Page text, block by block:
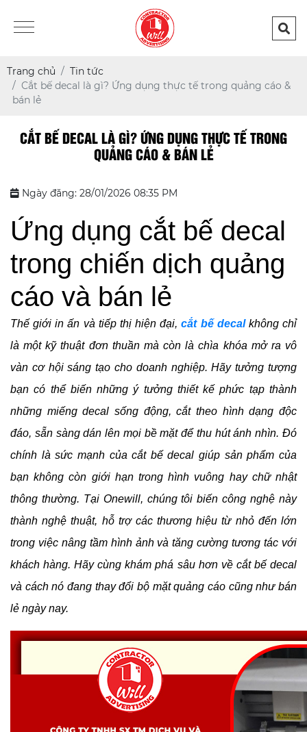
Trang chủ
Tin tức
Cắt bế decal là gì? Ứng dụng thực tế trong quảng cáo &
bán lẻ
CẮT BẾ DECAL LÀ GÌ? ỨNG DỤNG THỰC TẾ TRONG
QUẢNG CÁO & BÁN LẺ
Ngày đăng: 28/01/2026 08:35 PM
Ứng dụng cắt bế decal
trong chiến dịch quảng
cáo và bán lẻ
Thế giới in ấn và tiếp thị hiện đại, cắt bế decal không chỉ
là một kỹ thuật đơn thuần mà còn là chìa khóa mở ra vô
vàn cơ hội sáng tạo cho doanh nghiệp. Hãy tưởng tượng
bạn có thể biến những ý tưởng thiết kế phức tạp thành
những miếng decal sống động, cắt theo hình dạng độc
đáo, sẵn sàng dán lên mọi bề mặt để thu hút ánh nhìn. Đó
chính là sức mạnh của cắt bế decal giúp sản phẩm của
bạn không còn giới hạn trong hình vuông hay chữ nhật
thông thường. Tại Onewill, chúng tôi biến công nghệ này
thành nghệ thuật, hỗ trợ các thương hiệu từ nhỏ đến lớn
trong việc nâng tầm hình ảnh và tăng cường tương tác với
khách hàng. Hãy cùng khám phá sâu hơn về cắt bế decal
và cách nó đang thay đổi bộ mặt quảng cáo cũng như bán
lẻ ngày nay.